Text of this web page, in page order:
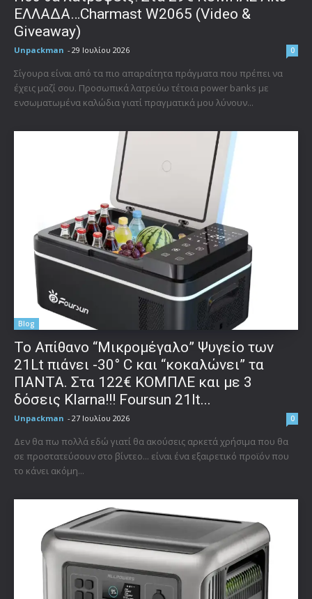
ΕΛΛΑΔΑ…Charmast W2065 (Video &
Giveaway)
Unpackman - 29 Ιουλίου 2026 0
Σίγουρα είναι από τα πιο απαραίτητα πράγματα που πρέπει να
έχεις μαζί σου. Προσωπικά λατρεύω τέτοια power banks με
ενσωματωμένα καλώδια γιατί πραγματικά μου λύνουν...
Blog
Το Απίθανο “Μικρομέγαλο” Ψυγείο των
21Lt πιάνει -30° C και “κοκαλώνει” τα
ΠΑΝΤΑ. Στα 122€ ΚΟΜΠΛΕ και με 3
δόσεις Klarna!!! Foursun 21lt...
Unpackman - 27 Ιουλίου 2026 0
Δεν θα πω πολλά εδώ γιατί θα ακούσεις αρκετά χρήσιμα που θα
σε προστατεύσουν στο βίντεο... είναι ένα εξαιρετικό προϊόν που
το κάνει ακόμη...